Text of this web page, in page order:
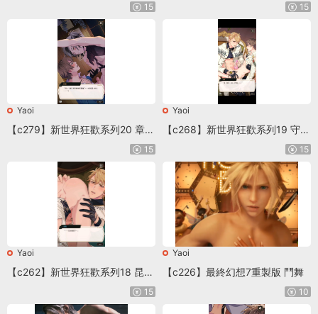
15 15
Yaoi
【c279】新世界狂歡系列20 章節
15
Yaoi
【c268】新世界狂歡系列19 守望
15
Yaoi
【c262】新世界狂歡系列18 昆西
15
Yaoi
【c226】最終幻想7重製版 鬥舞
10